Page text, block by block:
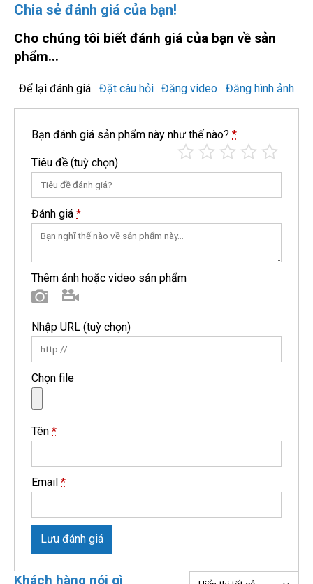
Chia sẻ đánh giá của bạn!
Cho chúng tôi biết đánh giá của bạn về sản
phẩm...
Để lại đánh giá Đặt câu hỏi Đăng video Đăng hình ảnh
Bạn đánh giá sản phẩm này như thế nào? *
Tiêu đề (tuỳ chọn)
Đánh giá *
Thêm ảnh hoặc video sản phẩm
Hình ảnh
Nhập URL (tuỳ chọn)
Chọn file
Tên *
Email *
Lưu đánh giá
Khách hàng nói gì